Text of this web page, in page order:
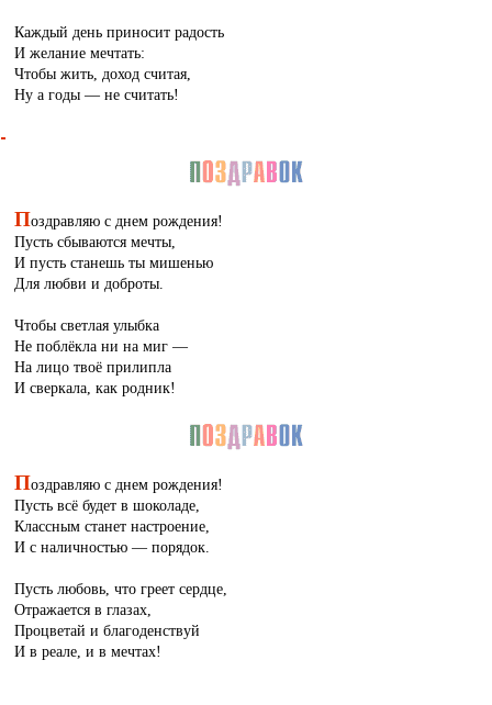
Каждый день приносит радость
И желание мечтать:
Чтобы жить, доход считая,
Ну а годы — не считать!
Поздравляю с днем рождения!
Пусть сбываются мечты,
И пусть станешь ты мишенью
Для любви и доброты.
Чтобы светлая улыбка
Не поблёкла ни на миг —
На лицо твоё прилипла
И сверкала, как родник!
Поздравляю с днем рождения!
Пусть всё будет в шоколаде,
Классным станет настроение,
И с наличностью — порядок.
Пусть любовь, что греет сердце,
Отражается в глазах,
Процветай и благоденствуй
И в реале, и в мечтах!